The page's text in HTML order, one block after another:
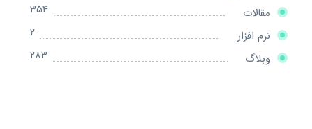
مقالات
354
نرم افزار
2
وبلاگ
283